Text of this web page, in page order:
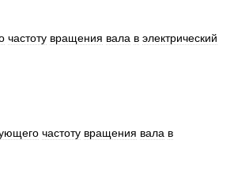
частоту вращения вала в электрический
частоту вращения вала в